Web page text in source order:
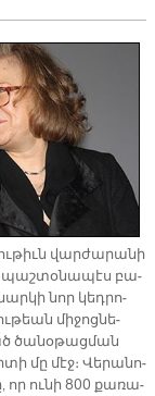
վար­ժա­րա­նի
պաշ­տօ­նա­պէս բա­
նոր կեդ­րո­
մի­ջոց­նե­
ծա­նօ­թաց­ման
մը մէջ։ Վե­րա­նո­
որ ու­նի 800 քա­ռա­